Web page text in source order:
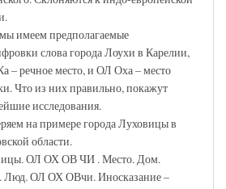
имеем предполагаемые
слова города Лоухи в Карелии,
– речное место, и ОЛ Оха – место
Что из них правильно, покажут
исследования.
на примере города Луховицы в
области.
ОЛ ОХ ОВ ЧИ . Место. Дом.
Люд. ОЛ ОХ ОВчи. Иносказание –